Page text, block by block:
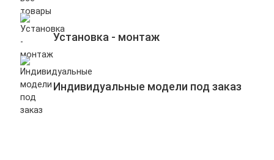
Установка - монтаж
Индивидуальные модели под заказ